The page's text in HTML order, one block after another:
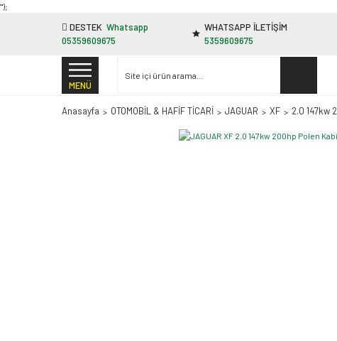
"');
DESTEK Whatsapp
05359609675
WHATSAPP İLETİŞİM
5359609675
MENÜ
Anasayfa OTOMOBİL & HAFİF TİCARİ JAGUAR XF 2.0 147kw